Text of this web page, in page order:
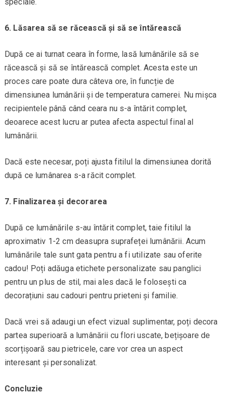
6. Lăsarea să se răcească și să se întărească
După ce ai turnat ceara în forme, lasă lumânările să se
răcească și să se întărească complet. Acesta este un
proces care poate dura câteva ore, în funcție de
dimensiunea lumânării și de temperatura camerei. Nu mișca
recipientele până când ceara nu s-a întărit complet,
deoarece acest lucru ar putea afecta aspectul final al
lumânării.
Dacă este necesar, poți ajusta fitilul la dimensiunea dorită
după ce lumânarea s-a răcit complet.
7. Finalizarea și decorarea
După ce lumânările s-au întărit complet, taie fitilul la
aproximativ 1-2 cm deasupra suprafeței lumânării. Acum
lumânările tale sunt gata pentru a fi utilizate sau oferite
cadou! Poți adăuga etichete personalizate sau panglici
pentru un plus de stil, mai ales dacă le folosești ca
decorațiuni sau cadouri pentru prieteni și familie.
Dacă vrei să adaugi un efect vizual suplimentar, poți decora
partea superioară a lumânării cu flori uscate, bețișoare de
scorțișoară sau pietricele, care vor crea un aspect
interesant și personalizat.
Concluzie